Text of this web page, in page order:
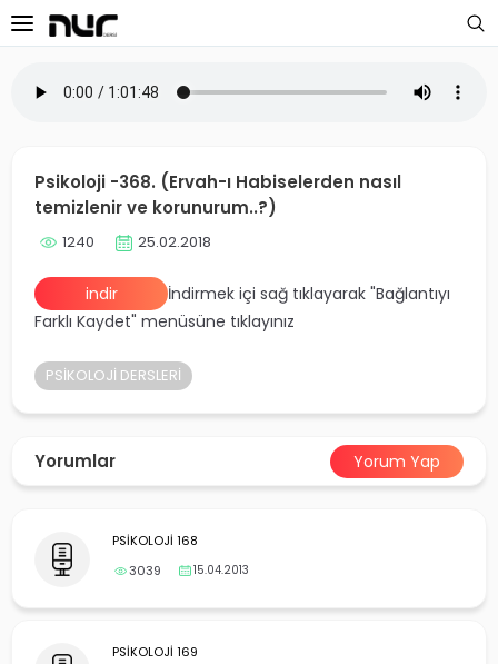
Dersleri
Dersler
Dersleri
Psikoloji -368. (Ervah-ı Habiselerden nasıl
temizlenir ve korunurum..?)
1240 25.02.2018
indir
İndirmek içi sağ tıklayarak "Bağlantıyı
Farklı Kaydet" menüsüne tıklayınız
PSİKOLOJİ DERSLERİ
Yorumlar Yorum Yap
PSİKOLOJİ 168
3039
15.04.2013
PSİKOLOJİ 169